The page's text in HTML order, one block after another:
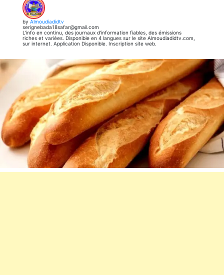
by Almoudiadidtv
serignebada18safar@gmail.com
L'info en continu, des journaux d'information fiables, des émissions
riches et variées. Disponible en 4 langues sur le site Almoudiadidtv.com,
sur internet. Application Disponible. Inscription site web.